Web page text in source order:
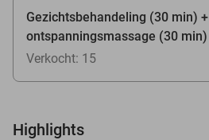
Gezichtsbehandeling (30 min) +
ontspanningsmassage (30 min)
Verkocht: 15
Highlights